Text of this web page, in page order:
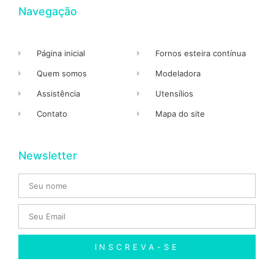
Navegação
Página inicial
Quem somos
Assistência
Contato
Fornos esteira contínua
Modeladora
Utensílios
Mapa do site
Newsletter
INSCREVA-SE